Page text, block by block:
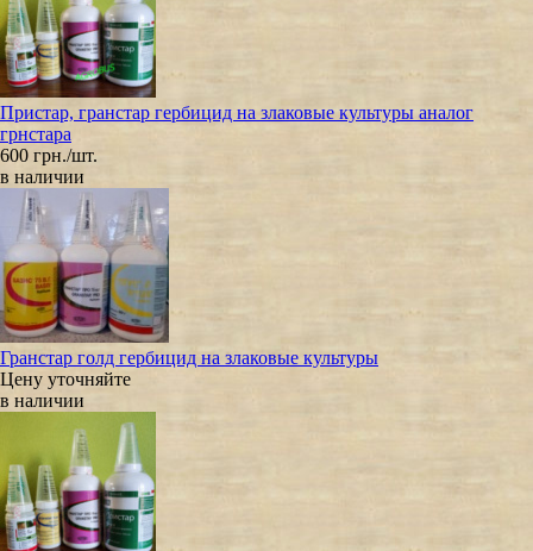
Пристар, гранстар гербицид на злаковые культуры аналог
грнстара
600 грн./шт.
в наличии
Гранстар голд гербицид на злаковые культуры
Цену уточняйте
в наличии